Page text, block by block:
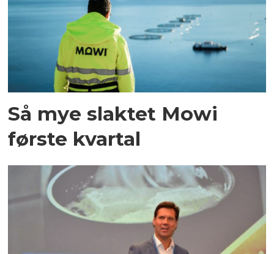
Så mye slaktet Mowi
første kvartal